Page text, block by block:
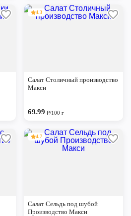
4.3
Салат Столичный производство
Макси
69.99₽/100 г
4.7
Салат Сельдь под шубой
Производство Макси